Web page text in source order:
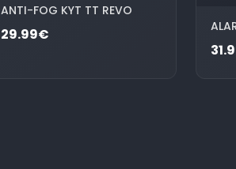
ANTI-FOG KYT TT REVO
29.99€